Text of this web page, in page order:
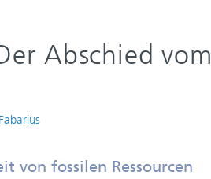
Abschied vom
von fossilen Ressourcen